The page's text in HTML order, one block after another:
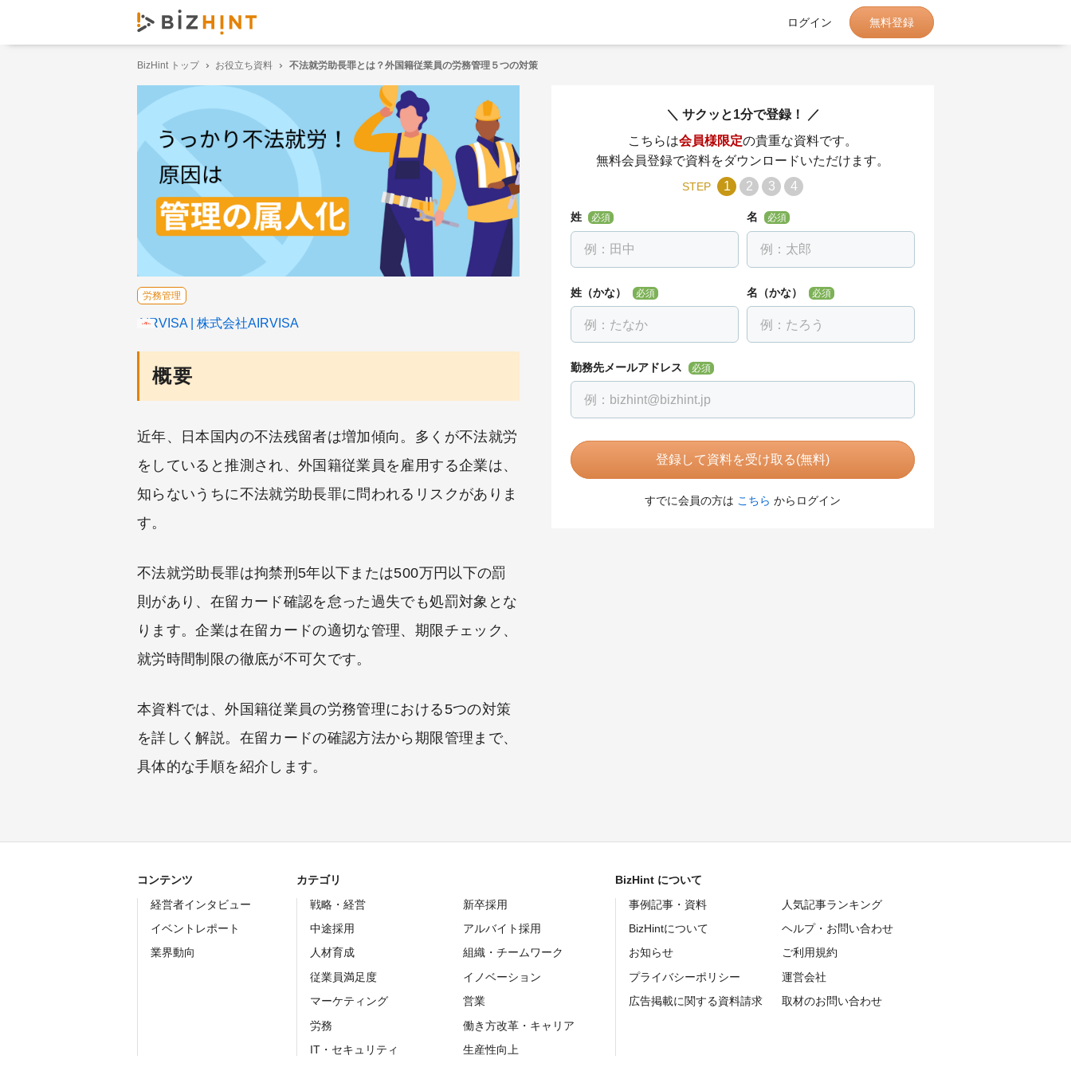
ログイン 無料登録
BizHint トップ お役立ち資料 不法就労助長罪とは？外国籍従業員の労務管理５つの対策
概要
近年、日本国内の不法残留者は増加傾向。多くが不法就労
をしていると推測され、外国籍従業員を雇用する企業は、
知らないうちに不法就労助長罪に問われるリスクがありま
す。
不法就労助長罪は拘禁刑5年以下または500万円以下の罰
則があり、在留カード確認を怠った過失でも処罰対象とな
ります。企業は在留カードの適切な管理、期限チェック、
就労時間制限の徹底が不可欠です。
本資料では、外国籍従業員の労務管理における5つの対策
を詳しく解説。在留カードの確認方法から期限管理まで、
具体的な手順を紹介します。
労務管理
AIRVISA 株式会社AIRVISA
サクッと1分で登録！
こちらは会員様限定の貴重な資料です。
無料会員登録で資料をダウンロードいただけます。
STEP 1 2 3 4
姓 必須 名 必須
姓（かな） 必須 名（かな） 必須
勤務先メールアドレス 必須
登録して資料を受け取る(無料)
すでに会員の方は こちら からログイン
コンテンツ
経営者インタビュー
イベントレポート
業界動向
カテゴリ
戦略・経営
新卒採用
中途採用
アルバイト採用
人材育成
組織・チームワーク
従業員満足度
イノベーション
マーケティング
営業
労務
働き方改革・キャリア
IT・セキュリティ
生産性向上
BizHint について
事例記事・資料
人気記事ランキング
BizHintについて
ヘルプ・お問い合わせ
お知らせ
ご利用規約
プライバシーポリシー
運営会社
広告掲載に関する資料請求
取材のお問い合わせ